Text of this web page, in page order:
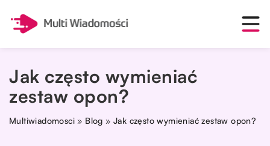
Jak często wymieniać
zestaw opon?
Multiwiadomosci » Blog »Jak często wymieniać zestaw opon?